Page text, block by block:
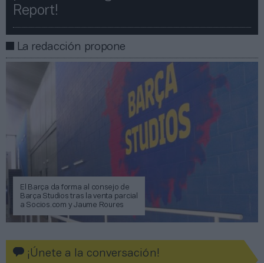
Report!​​
La redacción propone
El Barça da forma al consejo de
Barça Studios tras la venta parcial
a Socios.com y Jaume Roures
¡Únete a la conversación!